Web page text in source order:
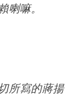
嘛。
所寫的蔣揚